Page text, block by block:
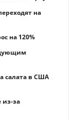
на
на 120%
салата в США
из-за